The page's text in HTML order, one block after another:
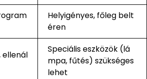
Helyigényes, főleg belt
éren
ellenál
Speciális eszközök (lá
mpa, fűtés) szükséges
lehet